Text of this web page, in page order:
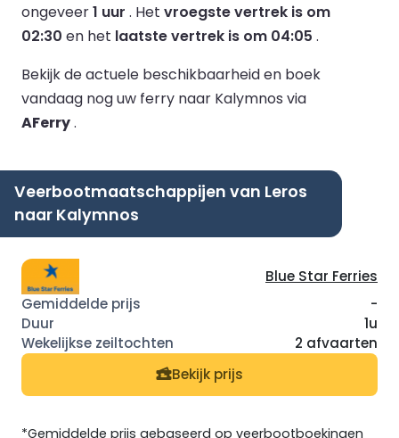
ongeveer1 uur . Het vroegste vertrek is om
02:30 en het laatste vertrek is om 04:05 .
Bekijk de actuele beschikbaarheid en boek
vandaag nog uw ferry naar Kalymnos via
AFerry.
Veerbootmaatschappijen van Leros
naar Kalymnos
Blue Star Ferries
-
1u
2 afvaarten
Bekijk prijs
*Gemiddelde prijs gebaseerd op veerbootboekingen